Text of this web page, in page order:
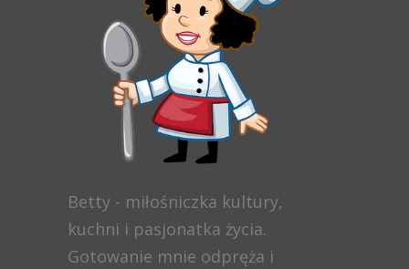
Betty - miłośniczka kultury,
kuchni i pasjonatka życia.
Gotowanie mnie odpręża i